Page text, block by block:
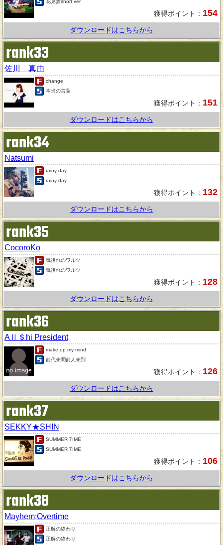
獲得ポイント： 154
ダウンロードはこちらから
rank33
佐川 真由
change
本当の言葉
獲得ポイント： 151
ダウンロードはこちらから
rank34
Natsumi
rainy day
rainy day
獲得ポイント： 132
ダウンロードはこちらから
rank35
CocoroKo
気後れのワルツ
気後れのワルツ
獲得ポイント： 128
ダウンロードはこちらから
rank36
AⅡ＄hi President
make up my mind
前代未聞前人未到
獲得ポイント： 126
ダウンロードはこちらから
rank37
SEKKY★SHIN
SUMMER TIME
SUMMER TIME
獲得ポイント： 106
ダウンロードはこちらから
rank38
Mayhem;Overtime
正解の終わり
正解の終わり